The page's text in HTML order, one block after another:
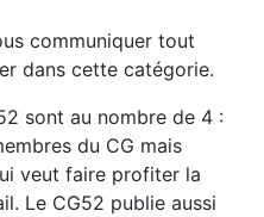
communiquer tout
dans cette catégorie.
sont au nombre de 4 :
du CG mais
veut faire profiter la
Le CG52 publie aussi